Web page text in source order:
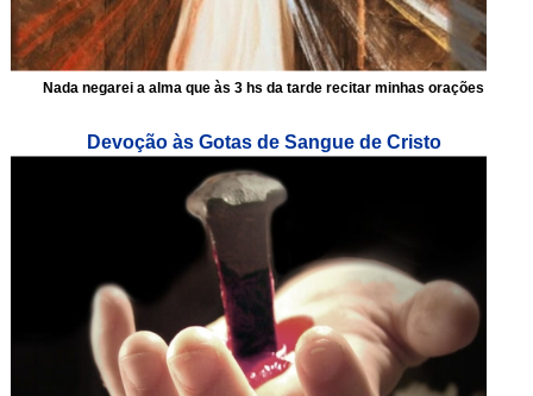
Nada negarei a alma que às 3 hs da tarde recitar minhas orações
Devoção às Gotas de Sangue de Cristo